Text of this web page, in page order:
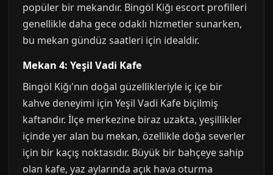
popüler bir mekandır. Bingöl Kiğı escort profilleri
genellikle daha gece odaklı hizmetler sunarken,
bu mekan gündüz saatleri için idealdir.
Mekan 4: Yeşil Vadi Kafe
Bingöl Kiğı'nın doğal güzellikleriyle iç içe bir
kahve deneyimi için Yeşil Vadi Kafe biçilmiş
kaftandır. İlçe merkezine biraz uzakta, yeşillikler
içinde yer alan bu mekan, özellikle doğa severler
için bir kaçış noktasıdır. Büyük bir bahçeye sahip
olan kafe, yaz aylarında açık hava oturma